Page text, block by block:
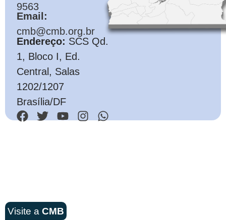
9563
Email:
cmb@cmb.org.br
Endereço: SCS Qd.
1, Bloco I, Ed.
Central, Salas
1202/1207
Brasília/DF
Visite a CMB